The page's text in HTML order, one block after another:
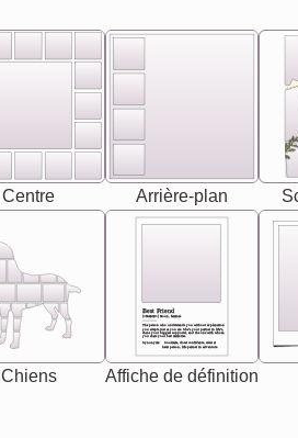
Centre Arrière-plan
Chiens
Best Friend
[<NAME>] Noun, feminie
Synonyms: Soulmate, closet confidante, sister at
heart person, life partner in adventure.
The person who understands you without explanation
you accepts just as you are. She's your partner in life's,
chaos your biggest supporter, and the one with whom
you share your best memories.
Affiche de définition